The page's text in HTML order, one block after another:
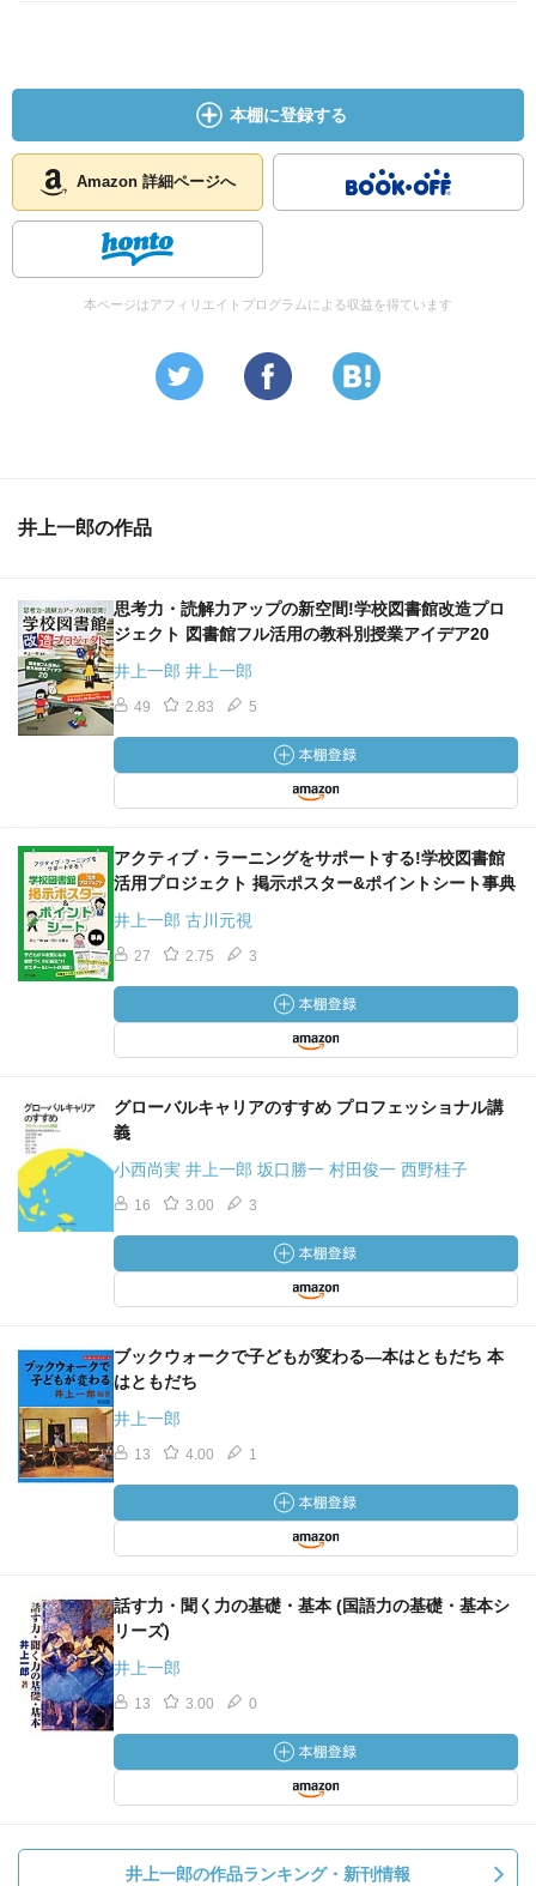
本棚に登録する
Amazon 詳細ページへ
本ページはアフィリエイトプログラムによる収益を得ています
井上一郎の作品
思考力・読解力アップの新空間!学校図書館改造プロ
ジェクト 図書館フル活用の教科別授業アイデア20
井上一郎 井上一郎
49 2.83 5
アクティブ・ラーニングをサポートする!学校図書館
活用プロジェクト 掲示ポスター&ポイントシート事典
井上一郎 古川元視
27 2.75 3
グローバルキャリアのすすめ プロフェッショナル講
義
小西尚実 井上一郎 坂口勝一 村田俊一 西野桂子
16 3.00 3
ブックウォークで子どもが変わる―本はともだち 本
はともだち
井上一郎
13 4.00 1
話す力・聞く力の基礎・基本 (国語力の基礎・基本シ
リーズ)
井上一郎
13 3.00 0
井上一郎の作品ランキング・新刊情報